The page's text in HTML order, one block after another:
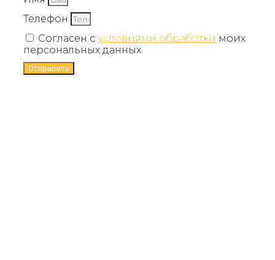
Телефон
Согласен с условиями обработки моих
персональных данных.
Отправить